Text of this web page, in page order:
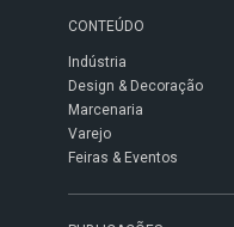
CONTEÚDO
Indústria
Design & Decoração
Marcenaria
Varejo
Feiras & Eventos